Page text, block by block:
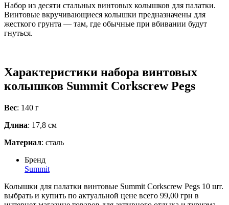
Набор из десяти стальных винтовых колышков для палатки.
Винтовые вкручивающиеся колышки предназначены для
жесткого грунта — там, где обычные при вбивании будут
гнуться.
Характеристики набора винтовых
колышков Summit Corkscrew Pegs
Вес: 140 г
Длина: 17,8 см
Материал: сталь
Бренд
Summit
Колышки для палатки винтовые Summit Corkscrew Pegs 10 шт.
выбрать и купить по актуальной цене всего 99,00 грн в